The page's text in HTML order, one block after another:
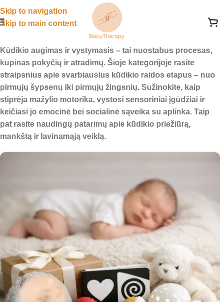
Skip to navigation
Skip to main content
Kūdikio augimas ir vystymasis – tai nuostabus procesas,
kupinas pokyčių ir atradimų. Šioje kategorijoje rasite
straipsnius apie svarbiausius kūdikio raidos etapus – nuo
pirmųjų šypsenų iki pirmųjų žingsnių. Sužinokite, kaip
stiprėja mažylio motorika, vystosi sensoriniai įgūdžiai ir
keičiasi jo emocinė bei socialinė sąveika su aplinka. Taip
pat rasite naudingų patarimų apie kūdikio priežiūrą,
mankštą ir lavinamąją veiklą.